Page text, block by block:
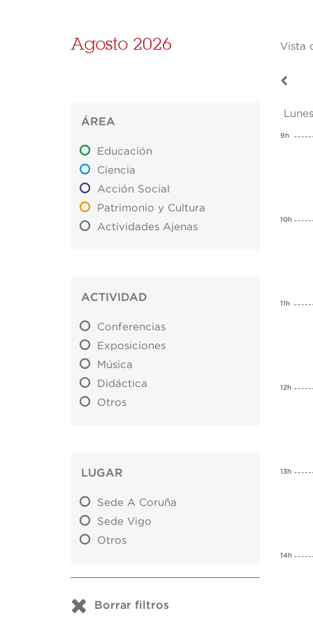
Agosto 2026 Vista
ÁREA
Educación
Ciencia
Acción Social
Patrimonio y Cultura
Actividades Ajenas
ACTIVIDAD
Conferencias
Exposiciones
Música
Didáctica
Otros
LUGAR
Sede A Coruña
Sede Vigo
Otros
Borrar filtros
9h
10h
11h
12h
13h
14h